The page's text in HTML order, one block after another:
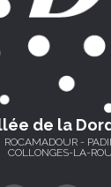
de la
ROCAMADOUR -
COLLONGES-LA-